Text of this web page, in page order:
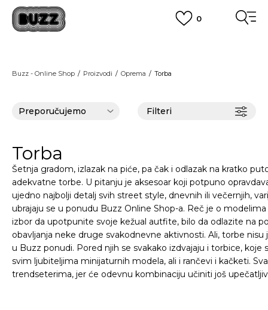
0
POGLEDAJ VIŠE
Buzz - Online Shop Proizvodi Oprema Torba
Filteri
Torba
Šetnja gradom, izlazak na piće, pa čak i odlazak na kratko
adekvatne torbe. U pitanju je aksesoar koji potpuno
ujedno najbolji detalj svih street style, dnevnih ili večernjih,
ubrajaju se u ponudu Buzz Online Shop-a. Reč je o
izbor da upotpunite svoje kežual autfite, bilo da odlazite na
obavljanja neke druge svakodnevne aktivnosti. Ali, torbe nisu
u Buzz ponudi. Pored njih se svakako izdvajaju i torbice, koje
svim ljubiteljima minijaturnih modela, ali i rančevi i kačketi.
trendseterima, jer će odevnu kombinaciju učiniti još